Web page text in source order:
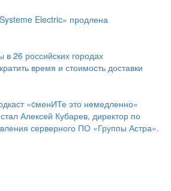
Electric» продлена
в 26 российских городах
время и стоимость доставки
«cменИТе это немедленно»
Алексей Кубарев, директор по
серверного ПО «Группы Астра».